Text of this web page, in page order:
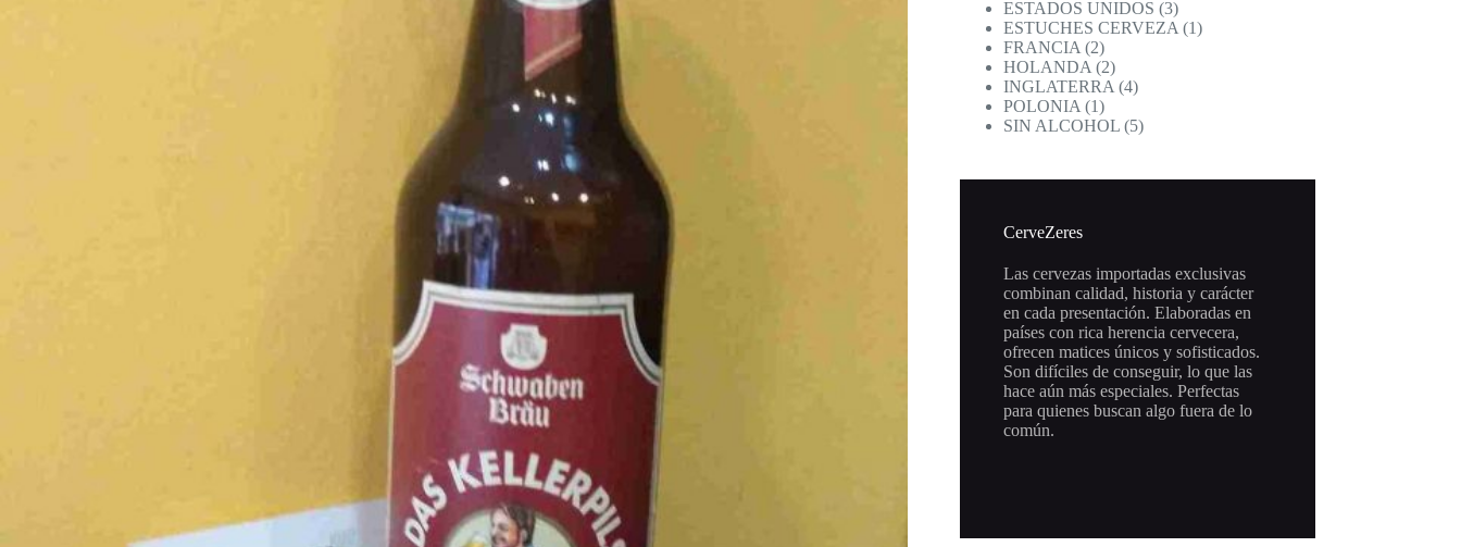
productos
ESTADOS UNIDOS 33
productos
ESTUCHES CERVEZA 11
FRANCIA 22
productos
HOLANDA 22
productos
INGLATERRA 44
POLONIA 11
producto
SIN ALCOHOL 55
CerveZeres
Las cervezas importadas exclusivas
combinan calidad, historia y carácter
en cada presentación. Elaboradas en
países con rica herencia cervecera,
ofrecen matices únicos y sofisticados.
Son difíciles de conseguir, lo que las
hace aún más especiales. Perfectas
para quienes buscan algo fuera de lo
común.